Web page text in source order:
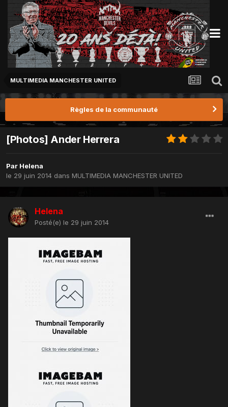
MULTIMEDIA MANCHESTER UNITED
Règles de la communauté
[Photos] Ander Herrera
Par Helena
le 29 juin 2014 dans MULTIMEDIA MANCHESTER UNITED
Helena
Posté(e) le 29 juin 2014